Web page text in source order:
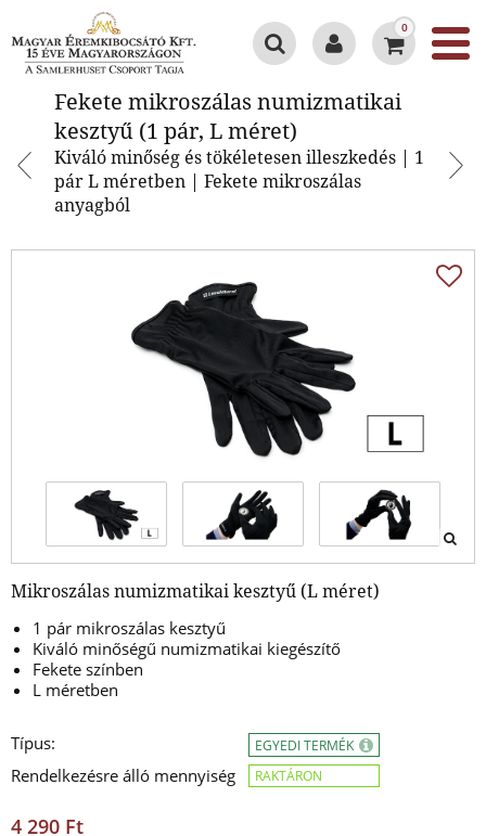
0
Fekete mikroszálas numizmatikai
kesztyű (1 pár, L méret)
Kiváló minőség és tökéletesen illeszkedés | 1
pár L méretben | Fekete mikroszálas
anyagból
Mikroszálas numizmatikai kesztyű (L méret)
1 pár mikroszálas kesztyű
Kiváló minőségű numizmatikai kiegészítő
Fekete színben
L méretben
Típus:
Rendelkezésre álló mennyiség
EGYEDI TERMÉK
RAKTÁRON
4 290 Ft
Fekete mikroszálas numizmatikai
kesztyű (1 pár, L méret)